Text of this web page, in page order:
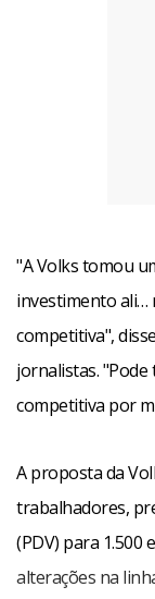
"A Volks tomou
investimento ali…
competitiva",
jornalistas.
competitiva por
A proposta da
trabalhadores,
(PDV) para 1.500
alterações na